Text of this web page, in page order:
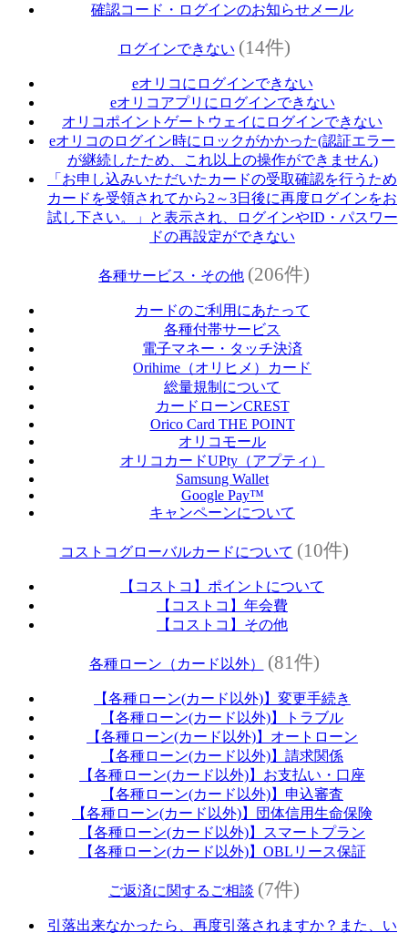
確認コード・ログインのお知らせメール
ログインできない (14件)
eオリコにログインできない
eオリコアプリにログインできない
オリコポイントゲートウェイにログインできない
eオリコのログイン時にロックがかかった(認証エラー
が継続したため、これ以上の操作ができません)
「お申し込みいただいたカードの受取確認を行うため
カードを受領されてから2～3日後に再度ログインをお
試し下さい。」と表示され、ログインやID・パスワー
ドの再設定ができない
各種サービス・その他 (206件)
カードのご利用にあたって
各種付帯サービス
電子マネー・タッチ決済
Orihime（オリヒメ）カード
総量規制について
カードローンCREST
Orico Card THE POINT
オリコモール
オリコカードUPty（アプティ）
Samsung Wallet
Google Pay™
キャンペーンについて
コストコグローバルカードについて (10件)
【コストコ】ポイントについて
【コストコ】年会費
【コストコ】その他
各種ローン（カード以外） (81件)
【各種ローン(カード以外)】変更手続き
【各種ローン(カード以外)】トラブル
【各種ローン(カード以外)】オートローン
【各種ローン(カード以外)】請求関係
【各種ローン(カード以外)】お支払い・口座
【各種ローン(カード以外)】申込審査
【各種ローン(カード以外)】団体信用生命保険
【各種ローン(カード以外)】スマートプラン
【各種ローン(カード以外)】OBLリース保証
ご返済に関するご相談 (7件)
引落出来なかったら、再度引落されますか？また、い